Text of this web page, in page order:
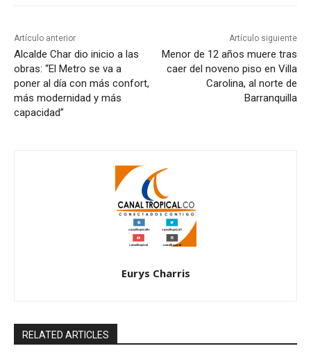
Artículo anterior
Alcalde Char dio inicio a las
obras: “El Metro se va a
poner al día con más confort,
más modernidad y más
capacidad”
Artículo siguiente
Menor de 12 años muere tras
caer del noveno piso en Villa
Carolina, al norte de
Barranquilla
Eurys Charris
RELATED ARTICLES